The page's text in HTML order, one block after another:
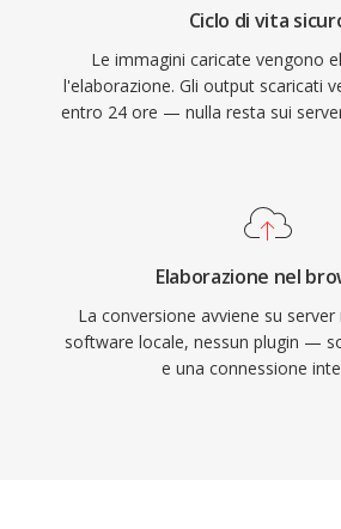
Ciclo di vita
Le immagini caricate vengono
l'elaborazione. Gli output scaricati
entro 24 ore — nulla resta sui
Elaborazione nel
La conversione avviene su
software locale, nessun plugin —
e una connessione